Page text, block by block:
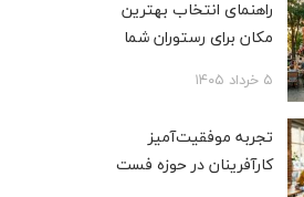
راهنمای انتخاب بهترین
مکان برای رستوران شما
۵ خرداد ۱۴۰۵
تجربه موفقیت‌آمیز
کارآفرینان در حوزه فست